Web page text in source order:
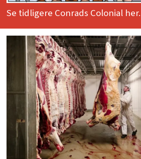
Se tidligere Conrads Colonial her.